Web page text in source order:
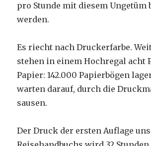
pro Stunde mit diesem Ungetüm
werden.
Es riecht nach Druckerfarbe.
stehen in einem Hochregal acht
Papier: 142.000 Papierbögen
warten darauf, durch die
sausen.
Der Druck der ersten Auflage